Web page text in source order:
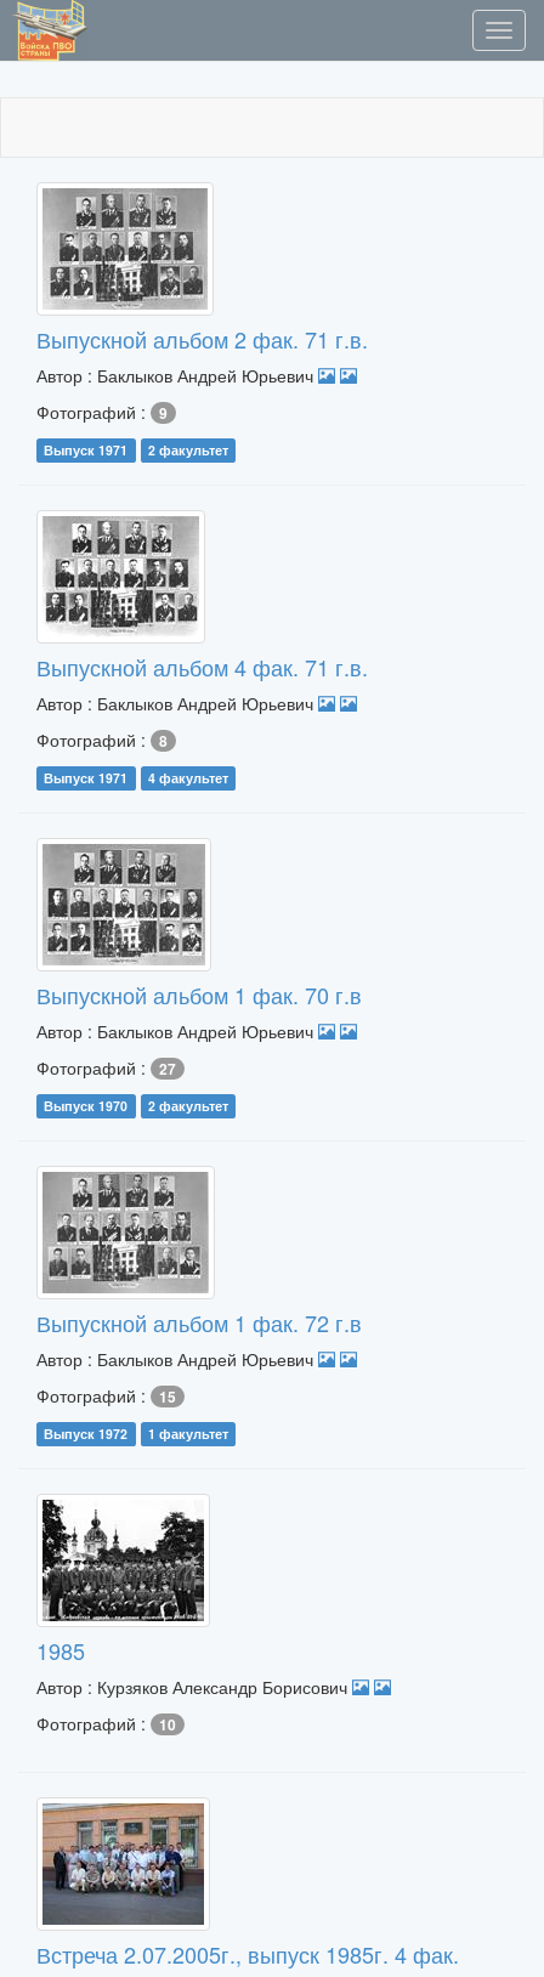
Выпускной альбом 2 фак. 71 г.в.
Автор : Баклыков Андрей Юрьевич
Фотографий :
9
Выпуск 1971 2 факультет
Выпускной альбом 4 фак. 71 г.в.
Автор : Баклыков Андрей Юрьевич
Фотографий :
8
Выпуск 1971 4 факультет
Выпускной альбом 1 фак. 70 г.в
Автор : Баклыков Андрей Юрьевич
Фотографий :
27
Выпуск 1970 2 факультет
Выпускной альбом 1 фак. 72 г.в
Автор : Баклыков Андрей Юрьевич
Фотографий :
15
Выпуск 1972 1 факультет
1985
Автор : Курзяков Александр Борисович
Фотографий :
10
Встреча 2.07.2005г., выпуск 1985г. 4 фак.